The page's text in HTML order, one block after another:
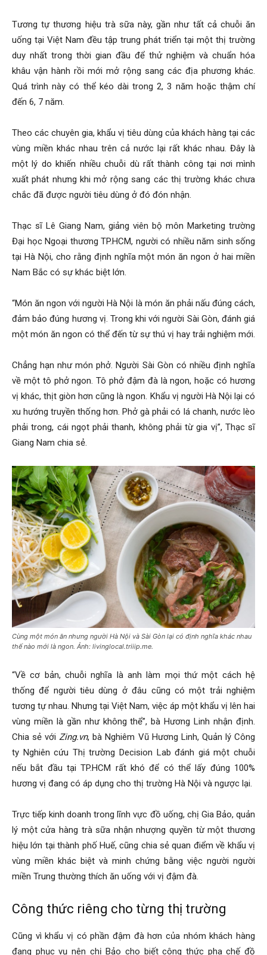
Tương tự thương hiệu trà sữa này, gần như tất cả chuỗi ăn
uống tại Việt Nam đều tập trung phát triển tại một thị trường
duy nhất trong thời gian đầu để thử nghiệm và chuẩn hóa
khâu vận hành rồi mới mở rộng sang các địa phương khác.
Quá trình này có thể kéo dài trong 2, 3 năm hoặc thậm chí
đến 6, 7 năm.
Theo các chuyên gia, khẩu vị tiêu dùng của khách hàng tại các
vùng miền khác nhau trên cả nước lại rất khác nhau. Đây là
một lý do khiến nhiều chuỗi dù rất thành công tại nơi mình
xuất phát nhưng khi mở rộng sang các thị trường khác chưa
chắc đã được người tiêu dùng ở đó đón nhận.
Thạc sĩ Lê Giang Nam, giảng viên bộ môn Marketing trường
Đại học Ngoại thương TP.HCM, người có nhiều năm sinh sống
tại Hà Nội, cho rằng định nghĩa một món ăn ngon ở hai miền
Nam Bắc có sự khác biệt lớn.
“Món ăn ngon với người Hà Nội là món ăn phải nấu đúng cách,
đảm bảo đúng hương vị. Trong khi với người Sài Gòn, đánh giá
một món ăn ngon có thể đến từ sự thú vị hay trải nghiệm mới.
Chẳng hạn như món phở. Người Sài Gòn có nhiều định nghĩa
về một tô phở ngon. Tô phở đậm đà là ngon, hoặc có hương
vị khác, thịt giòn hơn cũng là ngon. Khẩu vị người Hà Nội lại có
xu hướng truyền thống hơn. Phở gà phải có lá chanh, nước lèo
phải trong, cái ngọt phải thanh, không phải từ gia vị”, Thạc sĩ
Giang Nam chia sẻ.
Cùng một món ăn nhưng người Hà Nội và Sài Gòn lại có định nghĩa khác nhau
thế nào mới là ngon. Ảnh: livinglocal.triiip.me.
“Về cơ bản, chuỗi nghĩa là anh làm mọi thứ một cách hệ
thống để người tiêu dùng ở đâu cũng có một trải nghiệm
tương tự nhau. Nhưng tại Việt Nam, việc áp một khẩu vị lên hai
vùng miền là gần như không thể”, bà Hương Linh nhận định.
Chia sẻ vớiZing.vn, bà Nghiêm Vũ Hương Linh, Quản lý Công
ty Nghiên cứu Thị trường Decision Lab đánh giá một chuỗi
nếu bắt đầu tại TP.HCM rất khó để có thể lấy đúng 100%
hương vị đang có áp dụng cho thị trường Hà Nội và ngược lại.
Trực tiếp kinh doanh trong lĩnh vực đồ uống, chị Gia Bảo, quản
lý một cửa hàng trà sữa nhận nhượng quyền từ một thương
hiệu lớn tại thành phố Huế, cũng chia sẻ quan điểm về khẩu vị
vùng miền khác biệt và minh chứng bằng việc người người
miền Trung thường thích ăn uống với vị đậm đà.
Công thức riêng cho từng thị trường
Cũng vì khẩu vị có phần đậm đà hơn của nhóm khách hàng
đang phục vụ nên chị Bảo cho biết công thức pha chế đồ